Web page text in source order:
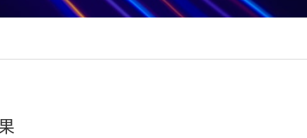
PIS系统
商场